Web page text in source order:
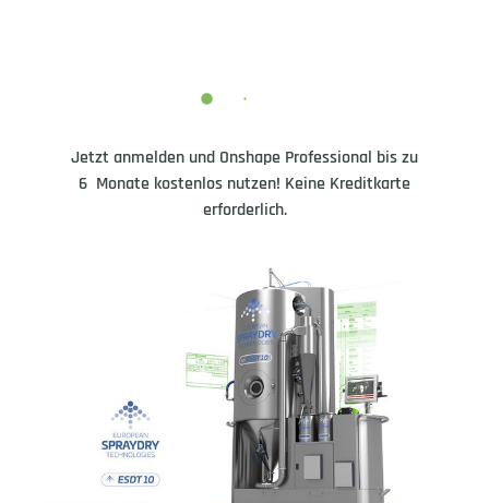
Jetzt anmelden und Onshape Professional bis zu
6 Monate kostenlos nutzen! Keine Kreditkarte
erforderlich.